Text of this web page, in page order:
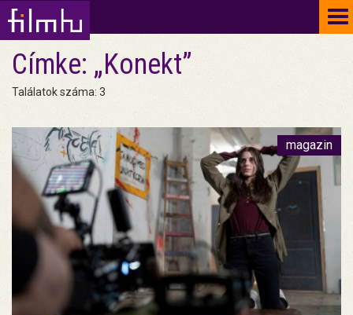
Címke: „Konekt”
Találatok száma: 3
magazin